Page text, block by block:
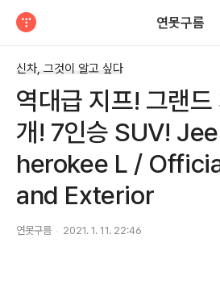
연못구름
신차, 그것이 알고 싶다
역대급 지프! 그랜
개! 7인승 SUV!
herokee L /
and Exterior
연못구름 2021. 1. 11. 22:46